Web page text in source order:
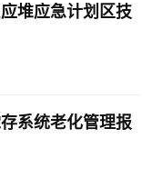
堆应急计划区技
系统老化管理报